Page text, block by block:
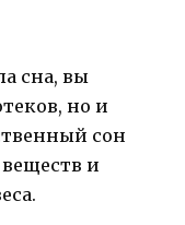
сна, вы
но и
сон
и